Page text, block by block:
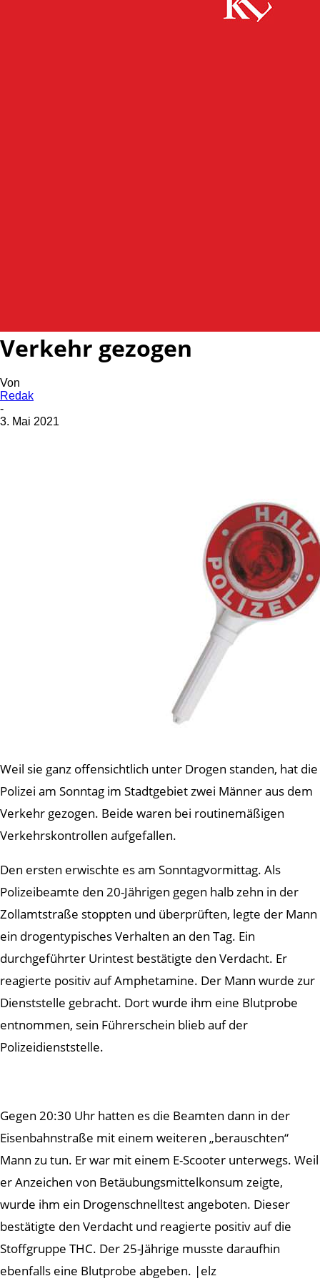
Verkehr gezogen
Von
Redak
-
3. Mai 2021
Weil sie ganz offensichtlich unter Drogen standen, hat die
Polizei am Sonntag im Stadtgebiet zwei Männer aus dem
Verkehr gezogen. Beide waren bei routinemäßigen
Verkehrskontrollen aufgefallen.
Den ersten erwischte es am Sonntagvormittag. Als
Polizeibeamte den 20-Jährigen gegen halb zehn in der
Zollamtstraße stoppten und überprüften, legte der Mann
ein drogentypisches Verhalten an den Tag. Ein
durchgeführter Urintest bestätigte den Verdacht. Er
reagierte positiv auf Amphetamine. Der Mann wurde zur
Dienststelle gebracht. Dort wurde ihm eine Blutprobe
entnommen, sein Führerschein blieb auf der
Polizeidienststelle.
Gegen 20:30 Uhr hatten es die Beamten dann in der
Eisenbahnstraße mit einem weiteren „berauschten“
Mann zu tun. Er war mit einem E-Scooter unterwegs. Weil
er Anzeichen von Betäubungsmittelkonsum zeigte,
wurde ihm ein Drogenschnelltest angeboten. Dieser
bestätigte den Verdacht und reagierte positiv auf die
Stoffgruppe THC. Der 25-Jährige musste daraufhin
ebenfalls eine Blutprobe abgeben. |elz